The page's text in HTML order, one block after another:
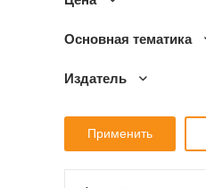
Основная тематика
Издатель